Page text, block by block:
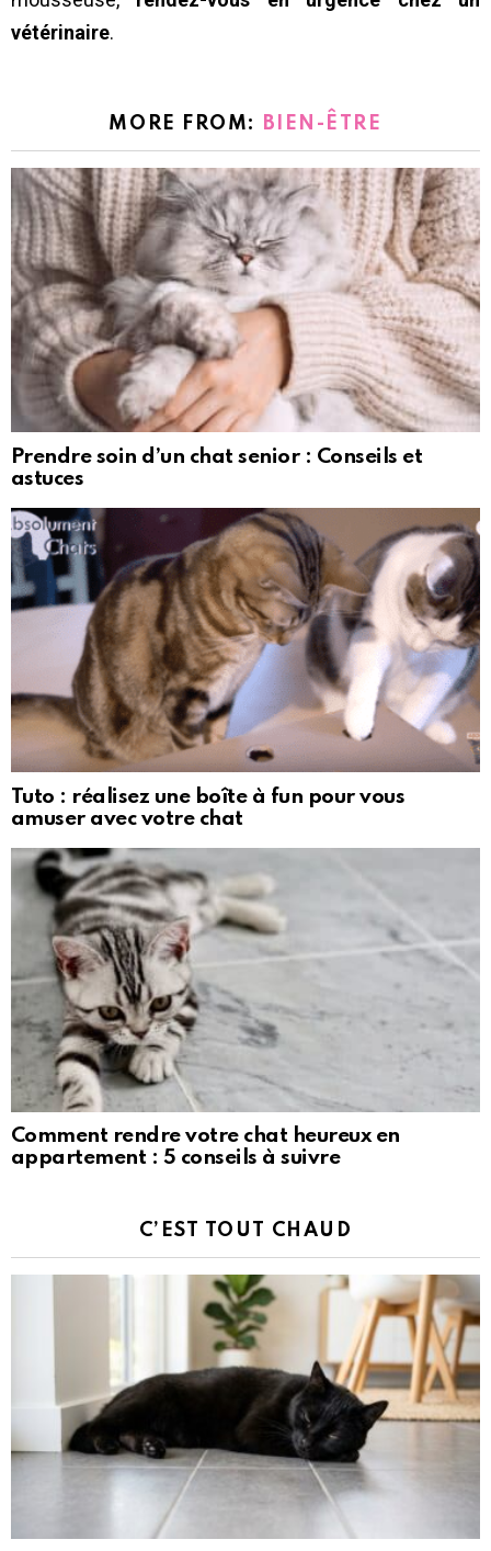
vétérinaire.
MORE FROM: BIEN-ÊTRE
Prendre soin d’un chat senior : Conseils et
astuces
Tuto : réalisez une boîte à fun pour vous
amuser avec votre chat
Comment rendre votre chat heureux en
appartement : 5 conseils à suivre
C’EST TOUT CHAUD